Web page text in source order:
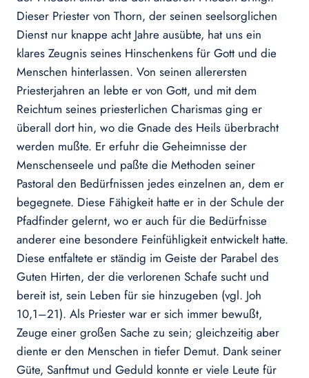
Dieser Priester von Thorn, der seinen seelsorglichen
Dienst nur knappe acht Jahre ausübte, hat uns ein
klares Zeugnis seines Hinschenkens für Gott und die
Menschen hinterlassen. Von seinen allerersten
Priesterjahren an lebte er von Gott, und mit dem
Reichtum seines priesterlichen Charismas ging er
überall dort hin, wo die Gnade des Heils überbracht
werden mußte. Er erfuhr die Geheimnisse der
Menschenseele und paßte die Methoden seiner
Pastoral den Bedürfnissen jedes einzelnen an, dem er
begegnete. Diese Fähigkeit hatte er in der Schule der
Pfadfinder gelernt, wo er auch für die Bedürfnisse
anderer eine besondere Feinfühligkeit entwickelt hatte.
Diese entfaltete er ständig im Geiste der Parabel des
Guten Hirten, der die verlorenen Schafe sucht und
bereit ist, sein Leben für sie hinzugeben (vgl. Joh
10,1–21). Als Priester war er sich immer bewußt,
Zeuge einer großen Sache zu sein; gleichzeitig aber
diente er den Menschen in tiefer Demut. Dank seiner
Güte, Sanftmut und Geduld konnte er viele Leute für